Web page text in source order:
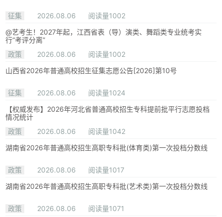
征集 2026.08.06
阅读量1002
@艺考生！2027年起，江西省表（导）演类、舞蹈类专业统考实
行“考评分离”
政策
2026.08.06
阅读量1002
山西省2026年普通高校招生征集志愿公告[2026]第10号
征集 2026.08.06
阅读量1024
【权威发布】2026年河北省普通高校招生专科提前批平行志愿投档
情况统计
政策
2026.08.06
阅读量1042
湖南省2026年普通高校招生高职专科批(体育类)第一次投档分数线
政策 2026.08.06
阅读量1017
湖南省2026年普通高校招生高职专科批(艺术类)第一次投档分数线
政策 2026.08.06
阅读量1071